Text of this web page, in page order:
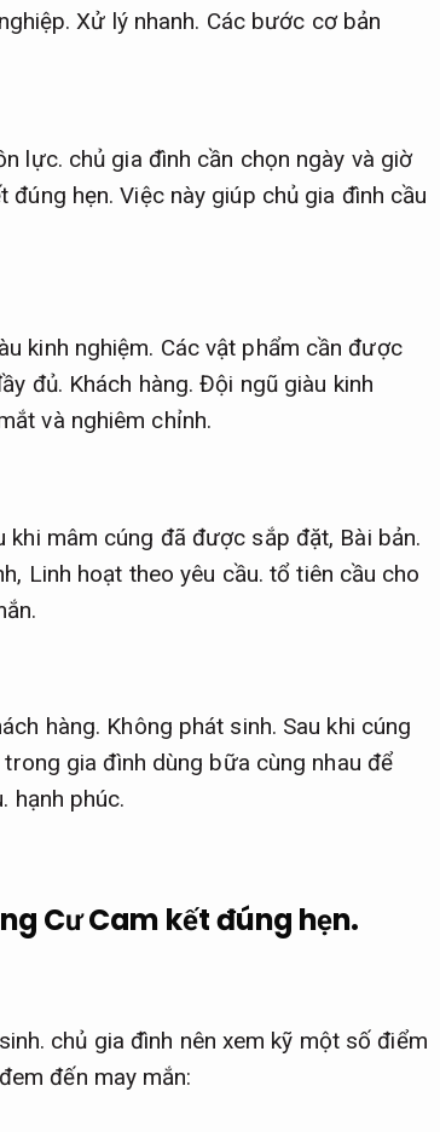
Xử lý nhanh. Các bước cơ bản
lực. chủ gia đình cần chọn ngày và giờ
đúng hẹn. Việc này giúp chủ gia đình cầu
kinh nghiệm. Các vật phẩm cần được
đủ. Khách hàng. Đội ngũ giàu kinh
và nghiêm chỉnh.
khi mâm cúng đã được sắp đặt, Bài bản.
Linh hoạt theo yêu cầu. tổ tiên cầu cho
hàng. Không phát sinh. Sau khi cúng
gia đình dùng bữa cùng nhau để
hạnh phúc.
CưCam kết đúng hẹn.
chủ gia đình nên xem kỹ một số điểm
đến may mắn: